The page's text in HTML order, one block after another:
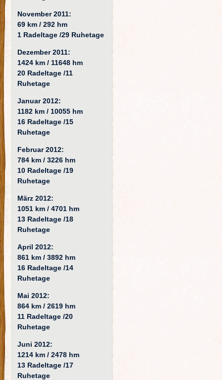
November 2011:
69 km / 292 hm
1 Radeltage /29 Ruhetage
Dezember 2011:
1424 km / 11648 hm
20 Radeltage /11
Ruhetage
Januar 2012:
1182 km / 10055 hm
16 Radeltage /15
Ruhetage
Februar 2012:
784 km / 3226 hm
10 Radeltage /19
Ruhetage
März 2012:
1051 km / 4701 hm
13 Radeltage /18
Ruhetage
April 2012:
861 km / 3892 hm
16 Radeltage /14
Ruhetage
Mai 2012:
864 km / 2619 hm
11 Radeltage /20
Ruhetage
Juni 2012:
1214 km / 2478 hm
13 Radeltage /17
Ruhetage